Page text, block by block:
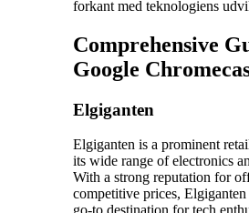
forkant med teknologiens
Comprehensive
Google
Elgiganten
Elgiganten is a prominent
its wide range of electronics
With a strong reputation for
competitive prices, Elgiganten